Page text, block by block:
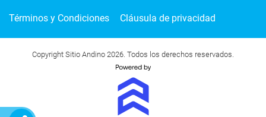
Términos y Condiciones Cláusula de privacidad
Copyright Sitio Andino 2026. Todos los derechos reservados.